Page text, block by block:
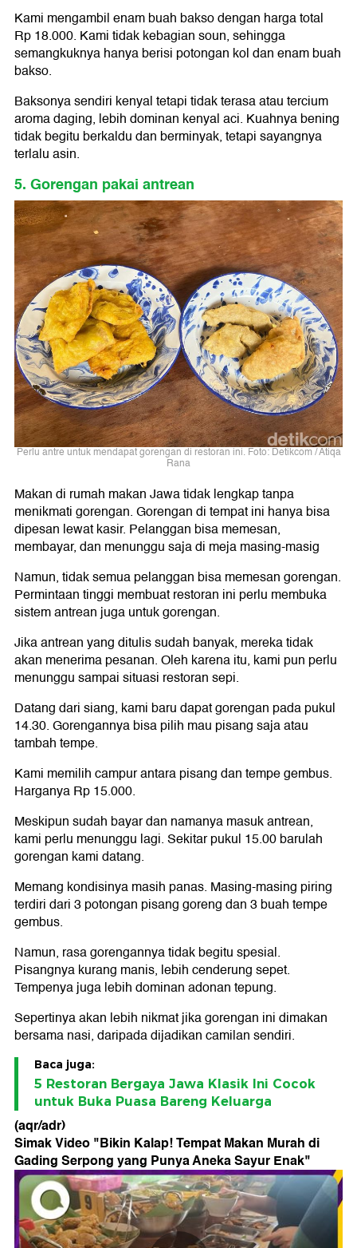
Kami mengambil enam buah bakso dengan harga total
Rp 18.000. Kami tidak kebagian soun, sehingga
semangkuknya hanya berisi potongan kol dan enam buah
bakso.
Baksonya sendiri kenyal tetapi tidak terasa atau tercium
aroma daging, lebih dominan kenyal aci. Kuahnya bening
tidak begitu berkaldu dan berminyak, tetapi sayangnya
terlalu asin.
5. Gorengan pakai antrean
Perlu antre untuk mendapat gorengan di restoran ini. Foto: Detikcom / Atiqa
Rana
Makan di rumah makan Jawa tidak lengkap tanpa
menikmati gorengan. Gorengan di tempat ini hanya bisa
dipesan lewat kasir. Pelanggan bisa memesan,
membayar, dan menunggu saja di meja masing-masig
Namun, tidak semua pelanggan bisa memesan gorengan.
Permintaan tinggi membuat restoran ini perlu membuka
sistem antrean juga untuk gorengan.
Jika antrean yang ditulis sudah banyak, mereka tidak
akan menerima pesanan. Oleh karena itu, kami pun perlu
menunggu sampai situasi restoran sepi.
Datang dari siang, kami baru dapat gorengan pada pukul
14.30. Gorengannya bisa pilih mau pisang saja atau
tambah tempe.
Kami memilih campur antara pisang dan tempe gembus.
Harganya Rp 15.000.
Meskipun sudah bayar dan namanya masuk antrean,
kami perlu menunggu lagi. Sekitar pukul 15.00 barulah
gorengan kami datang.
Memang kondisinya masih panas. Masing-masing piring
terdiri dari 3 potongan pisang goreng dan 3 buah tempe
gembus.
Namun, rasa gorengannya tidak begitu spesial.
Pisangnya kurang manis, lebih cenderung sepet.
Tempenya juga lebih dominan adonan tepung.
Sepertinya akan lebih nikmat jika gorengan ini dimakan
bersama nasi, daripada dijadikan camilan sendiri.
Baca juga:
5 Restoran Bergaya Jawa Klasik Ini Cocok
untuk Buka Puasa Bareng Keluarga
(aqr/adr)
Simak Video "Bikin Kalap! Tempat Makan Murah di
Gading Serpong yang Punya Aneka Sayur Enak"